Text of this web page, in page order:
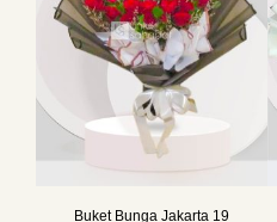
Buket Bunga Jakarta 19